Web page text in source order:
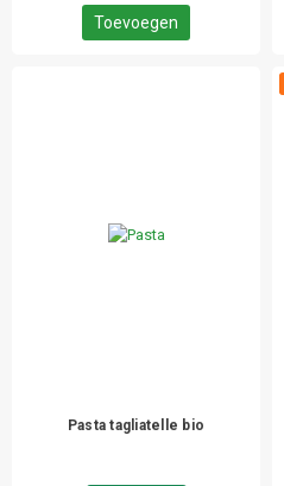
Toevoegen
Pasta tagliatelle bio